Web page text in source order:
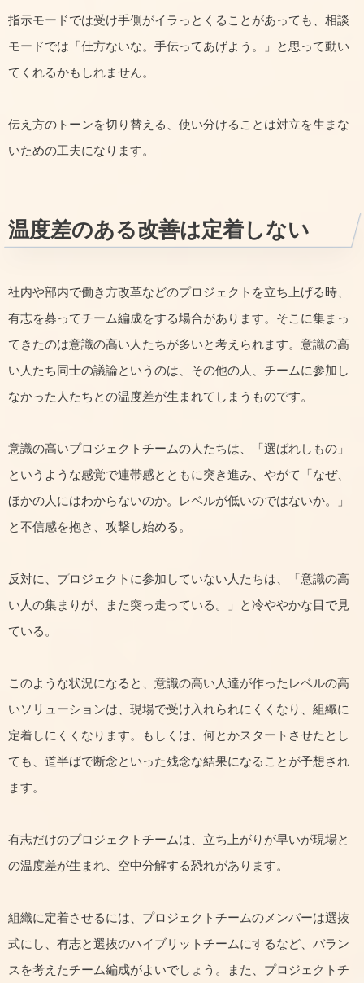
指示モードでは受け手側がイラっとくることがあっても、相談
モードでは「仕方ないな。手伝ってあげよう。」と思って動い
てくれるかもしれません。
伝え方のトーンを切り替える、使い分けることは対立を生まな
いための工夫になります。
温度差のある改善は定着しない
社内や部内で働き方改革などのプロジェクトを立ち上げる時、
有志を募ってチーム編成をする場合があります。そこに集まっ
てきたのは意識の高い人たちが多いと考えられます。意識の高
い人たち同士の議論というのは、その他の人、チームに参加し
なかった人たちとの温度差が生まれてしまうものです。
意識の高いプロジェクトチームの人たちは、「選ばれしもの」
というような感覚で連帯感とともに突き進み、やがて「なぜ、
ほかの人にはわからないのか。レベルが低いのではないか。」
と不信感を抱き、攻撃し始める。
反対に、プロジェクトに参加していない人たちは、「意識の高
い人の集まりが、また突っ走っている。」と冷ややかな目で見
ている。
このような状況になると、意識の高い人達が作ったレベルの高
いソリューションは、現場で受け入れられにくくなり、組織に
定着しにくくなります。もしくは、何とかスタートさせたとし
ても、道半ばで断念といった残念な結果になることが予想され
ます。
有志だけのプロジェクトチームは、立ち上がりが早いが現場と
の温度差が生まれ、空中分解する恐れがあります。
組織に定着させるには、プロジェクトチームのメンバーは選抜
式にし、有志と選抜のハイブリットチームにするなど、バラン
スを考えたチーム編成がよいでしょう。また、プロジェクトチ